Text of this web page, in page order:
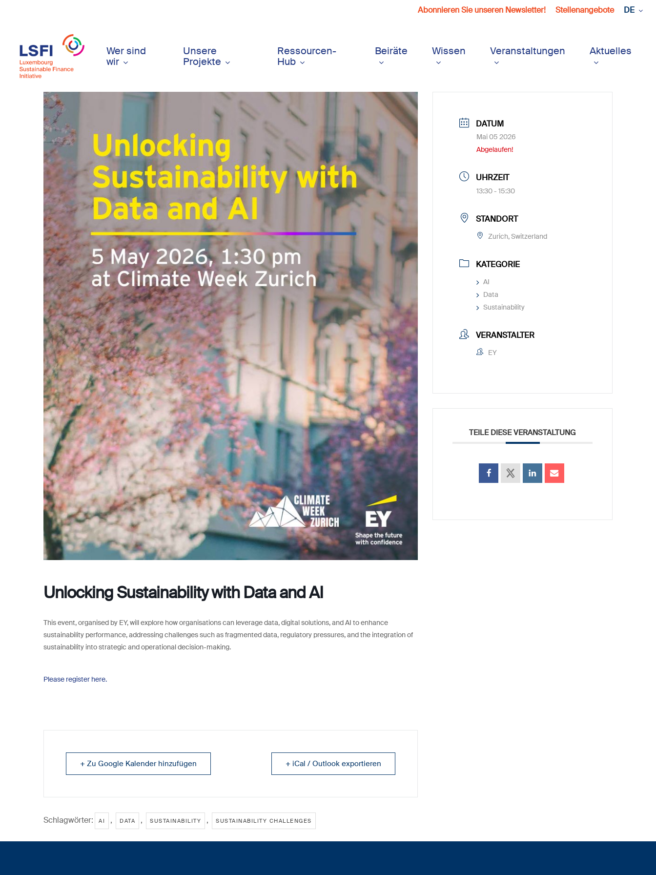
content
Abonnieren Sie unseren Newsletter! Stellenangebote DE
Wer sind
wir
Unsere
Projekte
Ressourcen-
Hub
Beiräte Wissen Veranstaltungen Aktuelles
Unlocking Sustainability with Data and AI
This event, organised by EY, will explore how organisations can leverage data, digital solutions, and AI to enhance
sustainability performance, addressing challenges such as fragmented data, regulatory pressures, and the integration of
sustainability into strategic and operational decision-making.
Please register here.
+ Zu Google Kalender hinzufügen + iCal / Outlook exportieren
Schlagwörter: AI , DATA , SUSTAINABILITY , SUSTAINABILITY CHALLENGES
DATUM
Mai 05 2026
Abgelaufen!
UHRZEIT
13:30 - 15:30
STANDORT
Zurich, Switzerland
KATEGORIE
AI
Data
Sustainability
VERANSTALTER
EY
TEILE DIESE VERANSTALTUNG